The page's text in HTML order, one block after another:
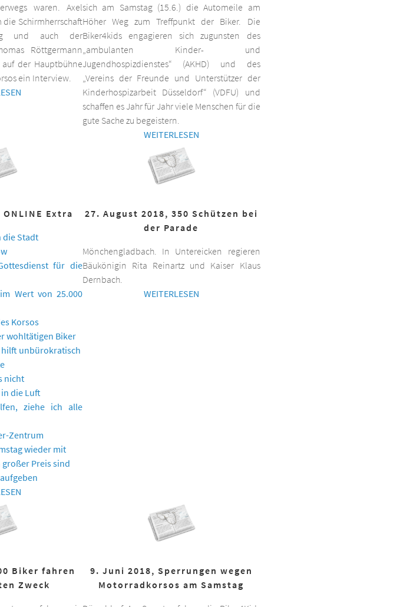
waren. Axel
Schirmherrschaft
und auch der
Röttgermann
der Hauptbühne
ein Interview.
sich am Samstag (15.6.) die Automeile am
Höher Weg zum Treffpunkt der Biker. Die
Biker4kids engagieren sich zugunsten des
„ambulanten Kinder- und
Jugendhospizdienstes“ (AKHD) und des
„Vereins der Freunde und Unterstützer der
Kinderhospizarbeit Düsseldorf“ (VDFU) und
schaffen es Jahr für Jahr viele Menschen für die
gute Sache zu begeistern.
WEITERLESEN
Extra
die Stadt
für die
Wert von 25.000
Korsos
wohltätigen Biker
hilft unbürokratisch
nicht
in die Luft
ziehe ich alle
Zentrum
wieder mit
Preis sind
27. August 2018, 350 Schützen bei
der Parade
Mönchengladbach. In Untereicken regieren
Bäukönigin Rita Reinartz und Kaiser Klaus
Dernbach.
WEITERLESEN
Biker fahren
Zweck
9. Juni 2018, Sperrungen wegen
Motorradkorsos am Samstag